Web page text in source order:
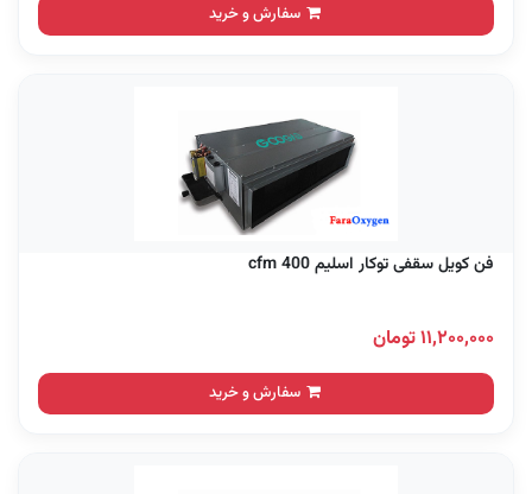
سفارش و خرید
فن کویل سقفی توکار اسلیم 400 cfm
۱۱,۲۰۰,۰۰۰ تومان
سفارش و خرید